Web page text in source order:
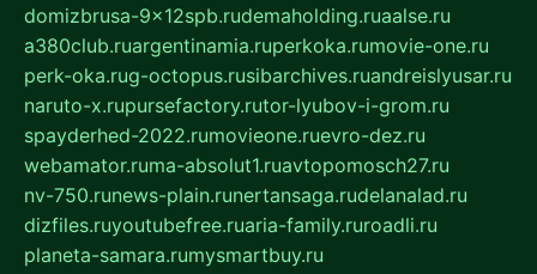
domizbrusa-9x12spb.rudemaholding.ruaalse.ru
a380club.ruargentinamia.ruperkoka.rumovie-one.ru
perk-oka.rug-octopus.rusibarchives.ruandreislyusar.ru
naruto-x.rupursefactory.rutor-lyubov-i-grom.ru
spayderhed-2022.rumovieone.ruevro-dez.ru
webamator.ruma-absolut1.ruavtopomosch27.ru
nv-750.runews-plain.runertansaga.rudelanalad.ru
dizfiles.ruyoutubefree.ruaria-family.ruroadli.ru
planeta-samara.rumysmartbuy.ru